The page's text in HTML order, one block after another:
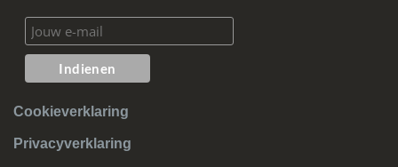
Cookieverklaring
Privacyverklaring